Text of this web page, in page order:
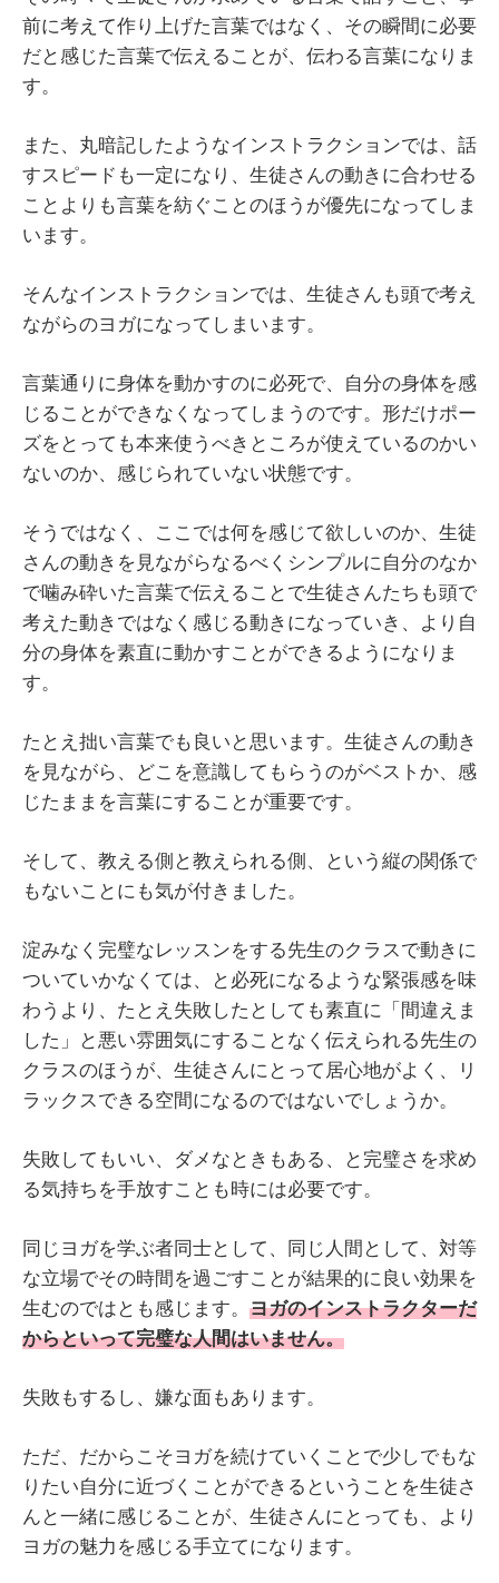
前に考えて作り上げた言葉ではなく、その瞬間に必要
だと感じた言葉で伝えることが、伝わる言葉になりま
す。
また、丸暗記したようなインストラクションでは、話
すスピードも一定になり、生徒さんの動きに合わせる
ことよりも言葉を紡ぐことのほうが優先になってしま
います。
そんなインストラクションでは、生徒さんも頭で考え
ながらのヨガになってしまいます。
言葉通りに身体を動かすのに必死で、自分の身体を感
じることができなくなってしまうのです。形だけポー
ズをとっても本来使うべきところが使えているのかい
ないのか、感じられていない状態です。
そうではなく、ここでは何を感じて欲しいのか、生徒
さんの動きを見ながらなるべくシンプルに自分のなか
で噛み砕いた言葉で伝えることで生徒さんたちも頭で
考えた動きではなく感じる動きになっていき、より自
分の身体を素直に動かすことができるようになりま
す。
たとえ拙い言葉でも良いと思います。生徒さんの動き
を見ながら、どこを意識してもらうのがベストか、感
じたままを言葉にすることが重要です。
そして、教える側と教えられる側、という縦の関係で
もないことにも気が付きました。
淀みなく完璧なレッスンをする先生のクラスで動きに
ついていかなくては、と必死になるような緊張感を味
わうより、たとえ失敗したとしても素直に「間違えま
した」と悪い雰囲気にすることなく伝えられる先生の
クラスのほうが、生徒さんにとって居心地がよく、リ
ラックスできる空間になるのではないでしょうか。
失敗してもいい、ダメなときもある、と完璧さを求め
る気持ちを手放すことも時には必要です。
同じヨガを学ぶ者同士として、同じ人間として、対等
な立場でその時間を過ごすことが結果的に良い効果を
生むのではとも感じます。 ヨガのインストラクターだ
からといって完璧な人間はいません。
失敗もするし、嫌な面もあります。
ただ、だからこそヨガを続けていくことで少しでもな
りたい自分に近づくことができるということを生徒さ
んと一緒に感じることが、生徒さんにとっても、より
ヨガの魅力を感じる手立てになります。